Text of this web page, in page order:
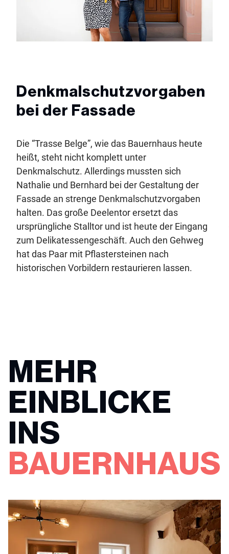
Denkmalschutzvorgaben
bei der Fassade
Die “Trasse Belge”, wie das Bauernhaus heute
heißt, steht nicht komplett unter
Denkmalschutz. Allerdings mussten sich
Nathalie und Bernhard bei der Gestaltung der
Fassade an strenge Denkmalschutzvorgaben
halten. Das große Deelentor ersetzt das
ursprüngliche Stalltor und ist heute der Eingang
zum Delikatessengeschäft. Auch den Gehweg
hat das Paar mit Pflastersteinen nach
historischen Vorbildern restaurieren lassen.
MEHR
EINBLICKE
INS
BAUERNHAUS